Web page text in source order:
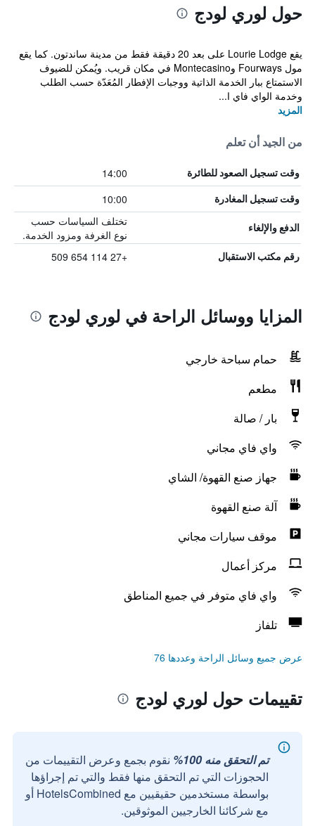
حول لوري لودج
يقع Lourie Lodge على بعد 20 دقيقة فقط من مدينة ساندتون. كما يقع
مول Fourways وMontecasino في مكان قريب. ويُمكن للضيوف
الاستمتاع ببار الخدمة الذاتية ووجبات الإفطار المُعَدّة حسب الطلب
وخدمة الواي فاي ا...
المزيد
من الجيد أن تعلم
وقت تسجيل الصعود للطائرة 14:00
وقت تسجيل المغادرة 10:00
الدفع والإلغاء
تختلف السياسات حسب
نوع الغرفة ومزود الخدمة.
رقم مكتب الاستقبال +27 114 654 509
المزايا ووسائل الراحة في لوري لودج
حمام سباحة خارجي
مطعم
بار / صالة
واي فاي مجاني
جهاز صنع القهوة/ الشاي
آلة صنع القهوة
موقف سيارات مجاني
مركز أعمال
واي فاي متوفر في جميع المناطق
تلفاز
عرض جميع وسائل الراحة وعددها 76
تقييمات حول لوري لودج
تم التحقق منه 100%
نقوم بجمع وعرض التقييمات من
الحجوزات التي تم التحقق منها فقط والتي تم إجراؤها
بواسطة مستخدمين حقيقيين مع HotelsCombined أو
مع شركائنا الخارجيين الموثوقين.